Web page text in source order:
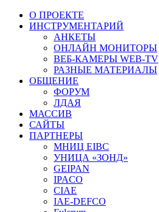
О ПРОЕКТЕ
ИНСТРУМЕНТАРИЙ
АНКЕТЫ
ОНЛАЙН МОНИТОРЫ
ВЕБ-КАМЕРЫ WEB-TV
РАЗНЫЕ МАТЕРИАЛЫ
ОБЩЕНИЕ
ФОРУМ
ЛДАЯ
МАССИВ
САЙТЫ
ПАРТНЕРЫ
МНИЦ EIBC
УНИЦА «ЗОНД»
GEIPAN
IPACO
CIAE
IAE-DEFCO